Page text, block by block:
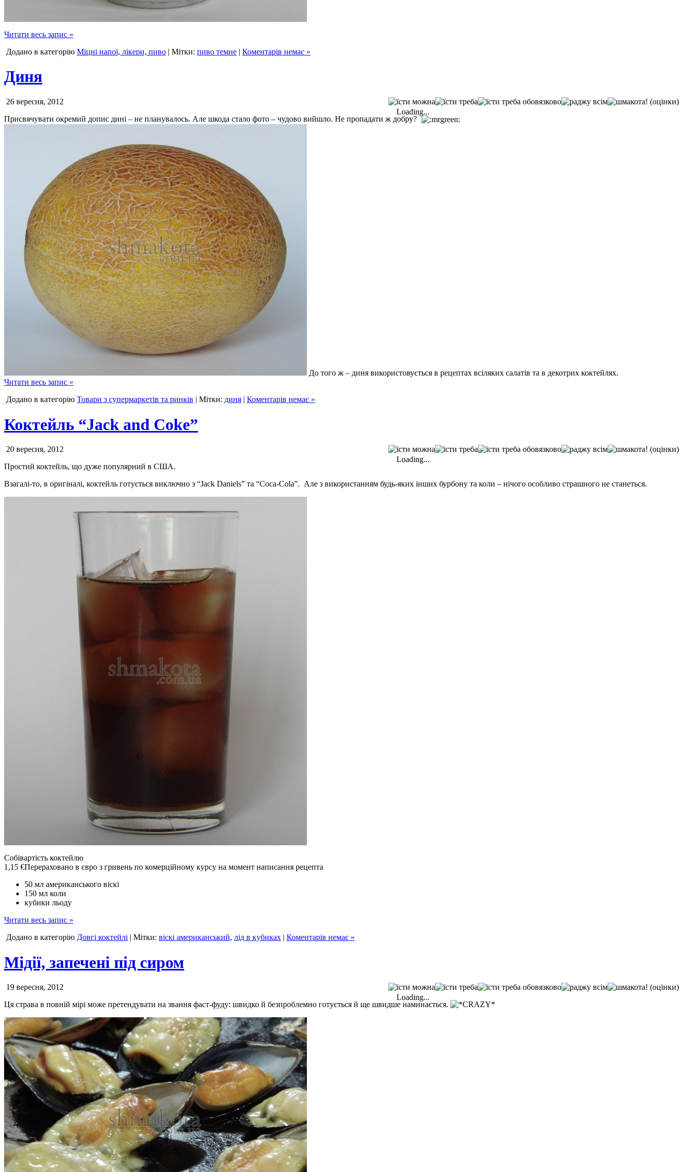
Читати весь запис »
Додано в категорію Міцні напої, лікери, пиво | Мітки: пиво темне | Коментарів немає »
Диня
26 вересня, 2012
(оцінки)
Loading...
Присвячувати окремий допис дині – не планувалось. Але шкода стало фото – чудово вийшло. Не пропадати ж добру?
До того ж – диня використовується в рецептах всіляких салатів та в декотрих коктейлях.
Читати весь запис »
Додано в категорію Товари з супермаркетів та ринків | Мітки: диня | Коментарів немає »
Коктейль “Jack and Coke”
20 вересня, 2012
(оцінки)
Loading...
Простий коктейль, що дуже популярний в США.
Взагалі-то, в оригіналі, коктейль готується виключно з “Jack Daniels” та “Coсa-Cola”. Але з використанням будь-яких інших бурбону та коли – нічого особливо страшного не станеться.
Собівартість коктейлю
1,15 €Перераховано в євро з гривень по комерційному курсу на момент написання рецепта
50 мл американського віскі
150 мл коли
кубики льоду
Читати весь запис »
Додано в категорію Довгі коктейлі | Мітки: віскі американський, лід в кубиках | Коментарів немає »
Мідії, запечені під сиром
19 вересня, 2012
(оцінки)
Loading...
Ця страва в повній мірі може претендувати на звання фаст-фуду: швидко й безпроблемно готується й ще швидше наминається.